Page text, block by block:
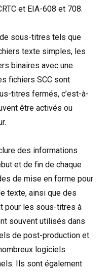
et EIA-608 et 708.
sous-titres tels que
texte simples, les
binaires avec une
fichiers SCCsont
titres fermés, c’est-à-
être activés ou
des informations
et de fin de chaque
de mise en forme pour
texte, ainsi que des
pour les sous-titres à
souvent utilisés dans
de post-production et
logiciels
Ils sont également